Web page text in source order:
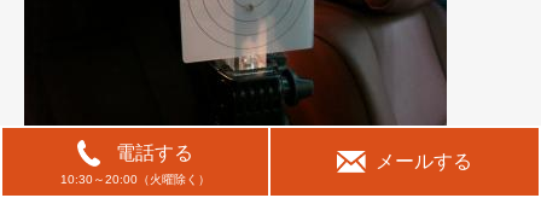
電話する
10:30～20:00（火曜除く）
メールする